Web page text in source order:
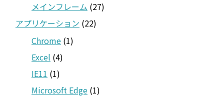
メインフレーム (27)
アプリケーション (22)
Chrome (1)
Excel (4)
IE11 (1)
Microsoft Edge (1)